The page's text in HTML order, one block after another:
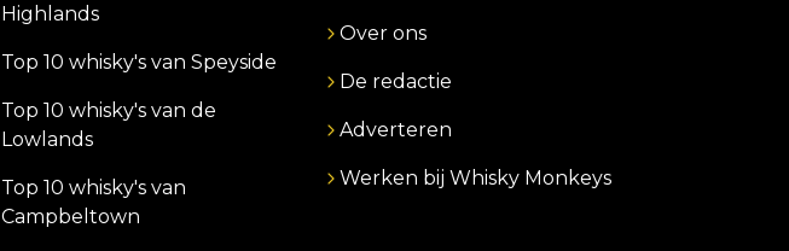
Highlands
Top 10 whisky's van Speyside
Top 10 whisky's van de
Lowlands
Top 10 whisky's van
Campbeltown
Over ons
De redactie
Adverteren
Werken bij Whisky Monkeys